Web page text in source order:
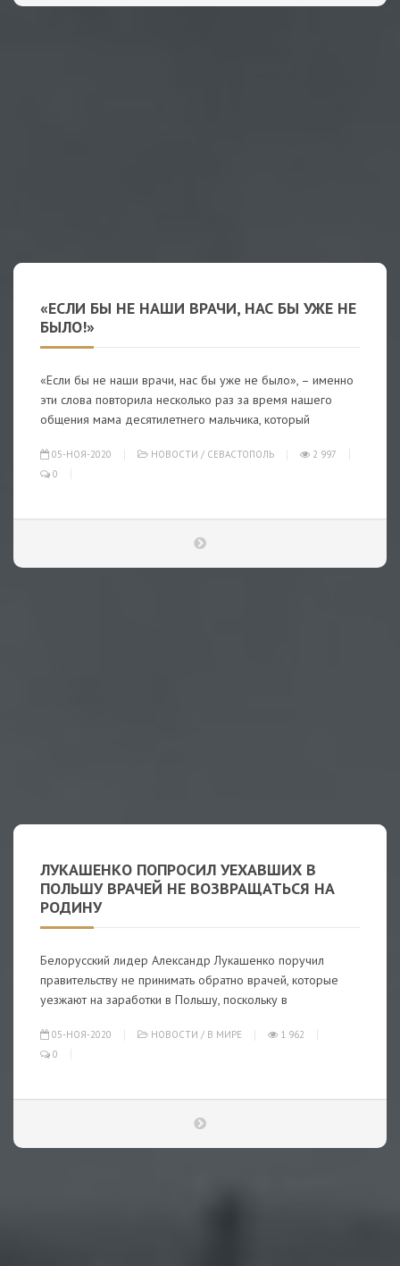
«ЕСЛИ БЫ НЕ НАШИ ВРАЧИ, НАС БЫ УЖЕ НЕ
БЫЛО!»
«Если бы не наши врачи, нас бы уже не было», – именно
эти слова повторила несколько раз за время нашего
общения мама десятилетнего мальчика, который
05-НОЯ-2020 НОВОСТИ / СЕВАСТОПОЛЬ
2 997
0
ЛУКАШЕНКО ПОПРОСИЛ УЕХАВШИХ В
ПОЛЬШУ ВРАЧЕЙ НЕ ВОЗВРАЩАТЬСЯ НА
РОДИНУ
Белорусский лидер Александр Лукашенко поручил
правительству не принимать обратно врачей, которые
уезжают на заработки в Польшу, поскольку в
05-НОЯ-2020 НОВОСТИ / В МИРЕ
1 962
0